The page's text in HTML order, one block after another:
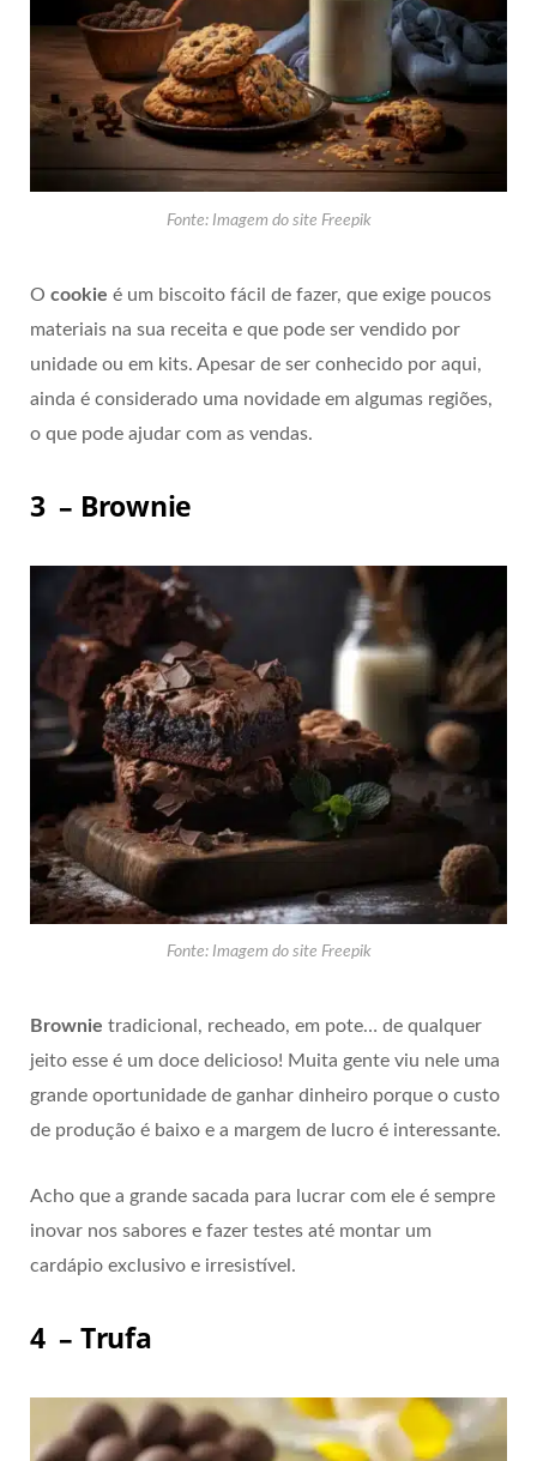
Fonte: Imagem do site Freepik
O cookie é um biscoito fácil de fazer, que exige poucos
materiais na sua receita e que pode ser vendido por
unidade ou em kits. Apesar de ser conhecido por aqui,
ainda é considerado uma novidade em algumas regiões,
o que pode ajudar com as vendas.
3 – Brownie
Fonte: Imagem do site Freepik
Brownie tradicional, recheado, em pote… de qualquer
jeito esse é um doce delicioso! Muita gente viu nele uma
grande oportunidade de ganhar dinheiro porque o custo
de produção é baixo e a margem de lucro é interessante.
Acho que a grande sacada para lucrar com ele é sempre
inovar nos sabores e fazer testes até montar um
cardápio exclusivo e irresistível.
4 – Trufa